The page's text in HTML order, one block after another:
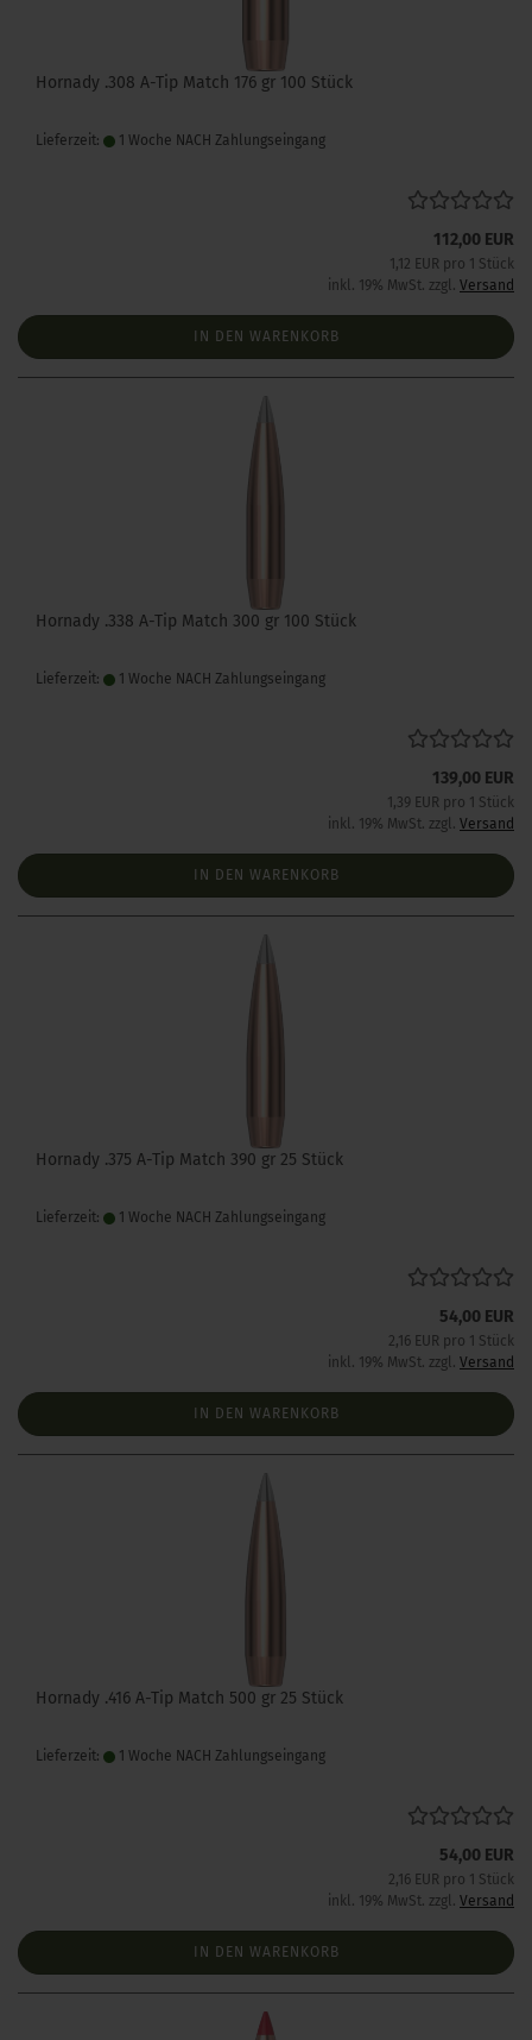
Hornady .308 A-Tip Match 176 gr 100 Stück
Lieferzeit: 1 Woche NACH Zahlungseingang
112,00 EUR
1,12 EUR pro 1 Stück
inkl. 19% MwSt. zzgl. Versand
IN DEN WARENKORB
Hornady .338 A-Tip Match 300 gr 100 Stück
Lieferzeit: 1 Woche NACH Zahlungseingang
139,00 EUR
1,39 EUR pro 1 Stück
inkl. 19% MwSt. zzgl. Versand
IN DEN WARENKORB
Hornady .375 A-Tip Match 390 gr 25 Stück
Lieferzeit: 1 Woche NACH Zahlungseingang
54,00 EUR
2,16 EUR pro 1 Stück
inkl. 19% MwSt. zzgl. Versand
IN DEN WARENKORB
Hornady .416 A-Tip Match 500 gr 25 Stück
Lieferzeit: 1 Woche NACH Zahlungseingang
54,00 EUR
2,16 EUR pro 1 Stück
inkl. 19% MwSt. zzgl. Versand
IN DEN WARENKORB